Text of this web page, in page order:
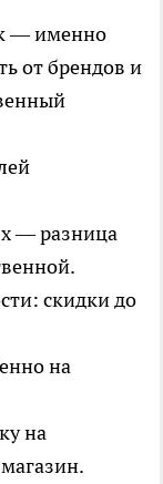
— именно
от брендов и
— разница
скидки до
на
на